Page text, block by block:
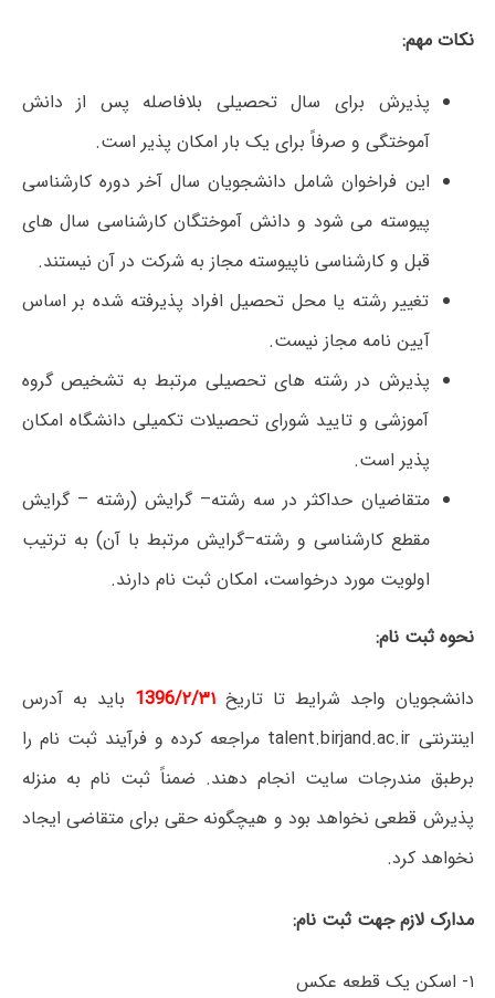
نکات مهم:
پذیرش برای سال تحصیلی بلافاصله پس از دانش
آموختگی و صرفاً برای یک بار امکان پذیر است.
این فراخوان شامل دانشجویان سال آخر دوره کارشناسی
پیوسته می شود و دانش آموختگان کارشناسی سال های
قبل و کارشناسی ناپیوسته مجاز به شرکت در آن نیستند.
تغییر رشته یا محل تحصیل افراد پذیرفته شده بر اساس
آیین نامه مجاز نیست.
پذیرش در رشته های تحصیلی مرتبط به تشخیص گروه
آموزشی و تایید شورای تحصیلات تکمیلی دانشگاه امکان
پذیر است.
متقاضیان حداکثر در سه رشته– گرایش (رشته – گرایش
مقطع کارشناسی و رشته–گرایش مرتبط با آن) به ترتیب
اولویت مورد درخواست، امکان ثبت نام دارند.
نحوه ثبت نام:
دانشجویان واجد شرایط تا تاریخ 1396/۲/۳۱
باید به آدرس
اینترنتی talent.birjand.ac.ir مراجعه کرده و فرآیند ثبت نام را
برطبق مندرجات سایت انجام دهند. ضمناً ثبت نام به منزله
پذیرش قطعی نخواهد بود و هیچگونه حقی برای متقاضی ایجاد
نخواهد کرد.
مدارک لازم جهت ثبت نام:
۱- اسکن یک قطعه عکس